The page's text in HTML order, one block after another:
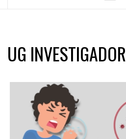
UG INVESTIGADOR